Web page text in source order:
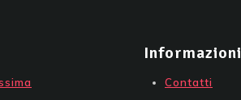
Informazioni
Contatti